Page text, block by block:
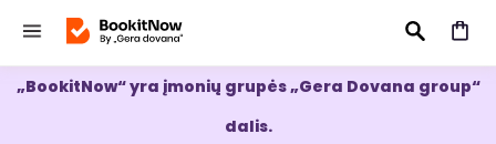
IEŠKOTI
„BookitNow“ yra įmonių grupės „Gera Dovana group“
dalis.